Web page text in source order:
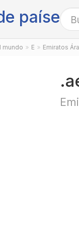
países
mundo E Emiratos